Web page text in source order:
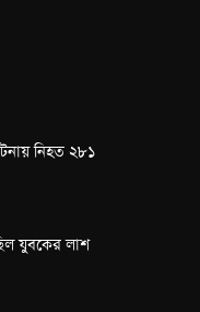
নিহত ২৮১
যুবকের লাশ